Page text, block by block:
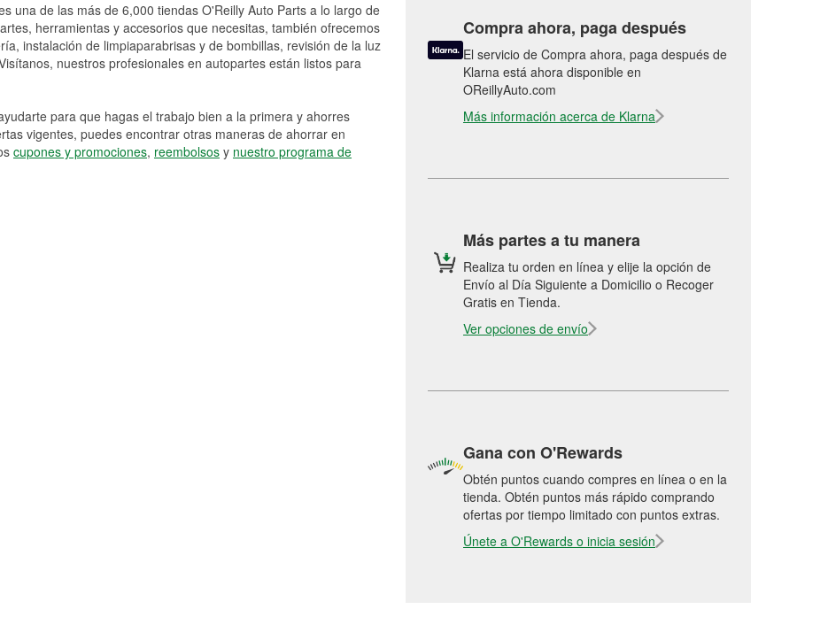
una de las más de 6,000 tiendas O'Reilly Auto Parts a lo largo de
herramientas y accesorios que necesitas, también ofrecemos
instalación de limpiaparabrisas y de bombillas, revisión de la luz
nuestros profesionales en autopartes están listos para
para que hagas el trabajo bien a la primera y ahorres
vigentes, puedes encontrar otras maneras de ahorrar en
cupones y promociones, reembolsos y nuestro programa de
Compra ahora, paga después
El servicio de Compra ahora, paga después de
Klarna está ahora disponible en
OReillyAuto.com
Más información acerca de Klarna
Más partes a tu manera
Realiza tu orden en línea y elije la opción de
Envío al Día Siguiente a Domicilio o Recoger
Gratis en Tienda.
Ver opciones de envío
Gana con O'Rewards
Obtén puntos cuando compres en línea o en la
tienda. Obtén puntos más rápido comprando
ofertas por tiempo limitado con puntos extras.
Únete a O'Rewards o inicia sesión